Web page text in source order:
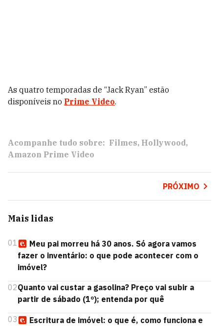
As quatro temporadas de “Jack Ryan” estão
disponíveis no Prime Video.
Acompanhe tudo sobre: Filmes Hollywood
Amazon Prime Video
PRÓXIMO
Mais lidas
01
Meu pai morreu há 30 anos. Só agora vamos
fazer o inventário: o que pode acontecer com o
imóvel?
02Quanto vai custar a gasolina? Preço vai subir a
partir de sábado (1º); entenda por quê
03
Escritura de imóvel: o que é, como funciona e